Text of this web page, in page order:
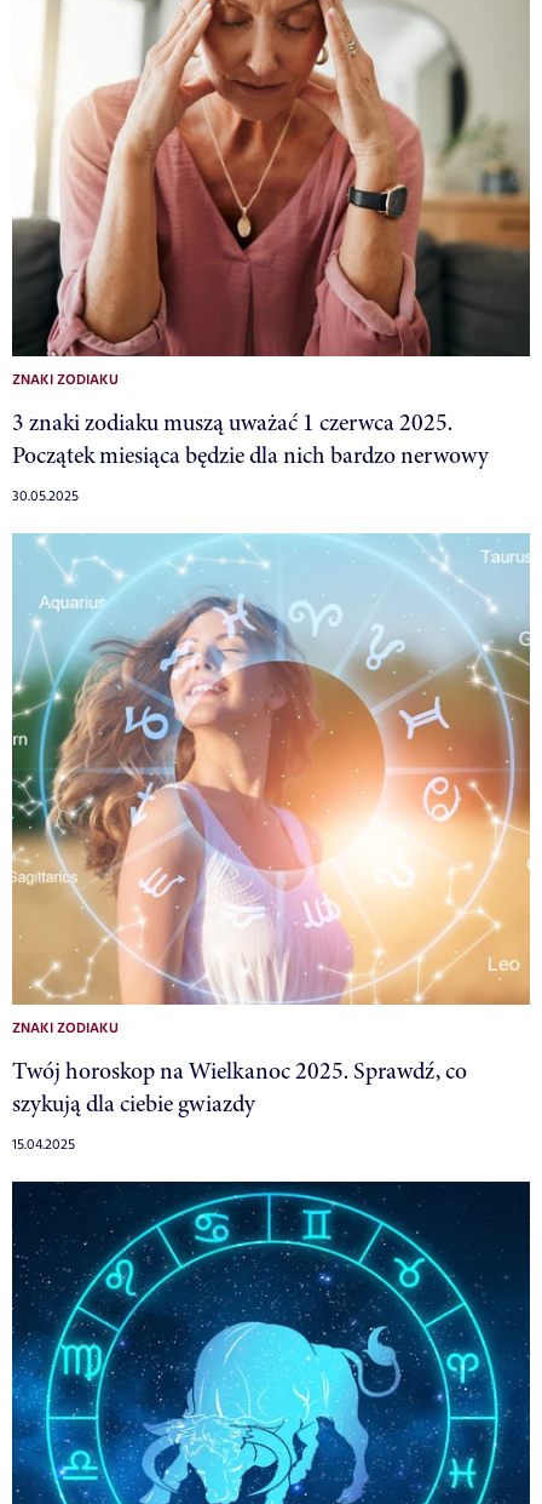
ZNAKI ZODIAKU
3 znaki zodiaku muszą uważać 1 czerwca 2025.
Początek miesiąca będzie dla nich bardzo nerwowy
30.05.2025
ZNAKI ZODIAKU
Twój horoskop na Wielkanoc 2025. Sprawdź, co
szykują dla ciebie gwiazdy
15.04.2025